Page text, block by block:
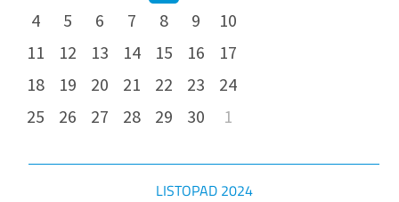
4
5 6 7 8 9
10
11
12 13 14 15 16
17
18
19 20 21 22 23
24
25
26 27 28 29 30 1
LISTOPAD 2024